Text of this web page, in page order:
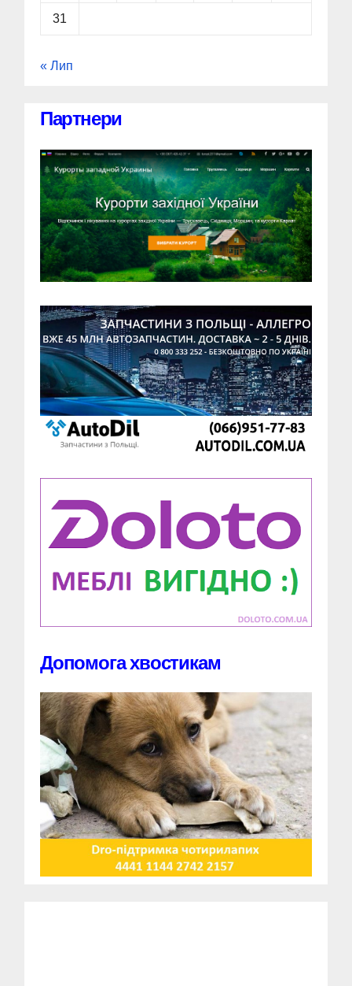
31
« Лип
Партнери
Допомога хвостикам